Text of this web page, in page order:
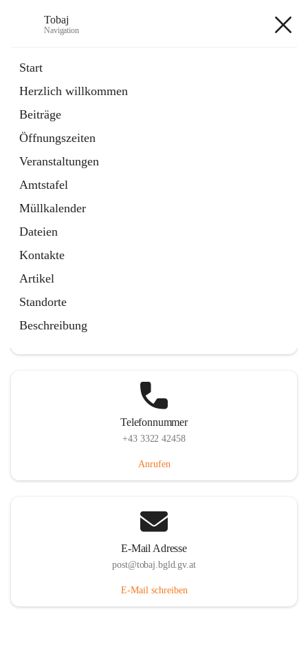
Tobaj
Navigation
Start
Herzlich willkommen
Beiträge
Öffnungszeiten
Veranstaltungen
Amtstafel
Müllkalender
Dateien
Kontakte
Artikel
Standorte
Beschreibung
Externe Webseite
in
Tab
Formulare
2 Schnellzugriffe
Telefonnummer
+43 3322 42458
Anrufen
E-Mail Adresse
post@tobaj.bgld.gv.at
E-Mail schreiben